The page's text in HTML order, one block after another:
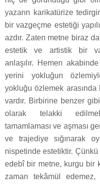
yazarın karikatürize
bir vazgeçme estetiği
azdır. Zaten metne biraz
estetik ve artistik bir
anlaşılır. Hemen
yerini yokluğun
yokluğu özlemek
vardır. Birbirine benzer
olarak telakki
tamamlaması ve aşması
ve trajediye sığınarak
nispetinde estetiktir.
edebî bir metne, kurgu bir
zaman tekâmül edemez,